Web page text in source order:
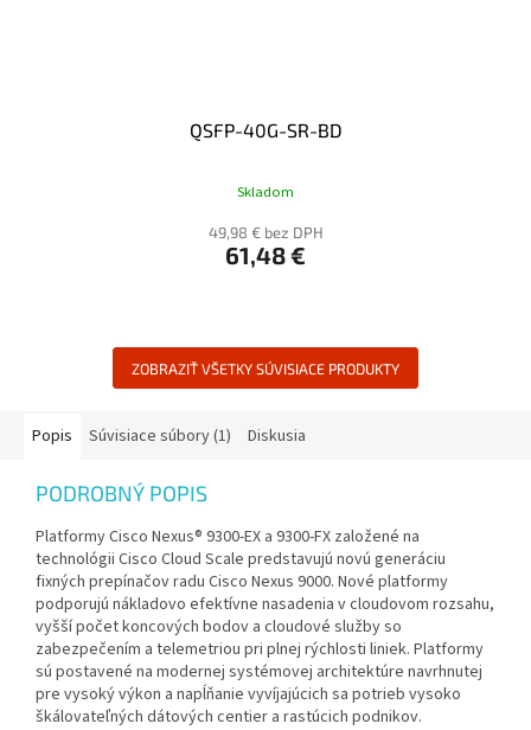
QSFP-40G-SR-BD
Skladom
49,98 € bez DPH
61,48 €
ZOBRAZIŤ VŠETKY SÚVISIACE PRODUKTY
Popis Súvisiace súbory (1) Diskusia
PODROBNÝ POPIS
Platformy Cisco Nexus® 9300-EX a 9300-FX založené na
technológii Cisco Cloud Scale predstavujú novú generáciu
fixných prepínačov radu Cisco Nexus 9000. Nové platformy
podporujú nákladovo efektívne nasadenia v cloudovom rozsahu,
vyšší počet koncových bodov a cloudové služby so
zabezpečením a telemetriou pri plnej rýchlosti liniek. Platformy
sú postavené na modernej systémovej architektúre navrhnutej
pre vysoký výkon a napĺňanie vyvíjajúcich sa potrieb vysoko
škálovateľných dátových centier a rastúcich podnikov.